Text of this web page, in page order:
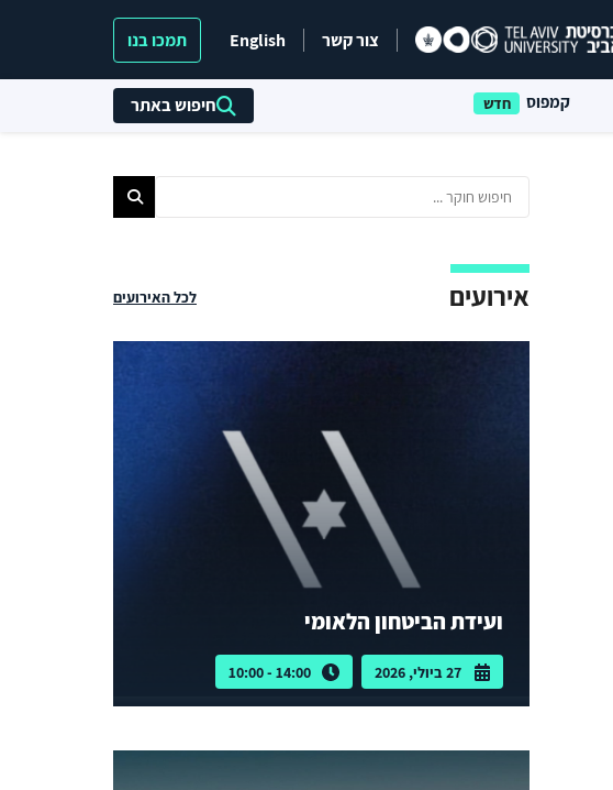
צור קשר English תמכו בנו
קמפוס חיפוש באתר
אירועים לכל האירועים
ועידת הביטחון הלאומי
27 ביולי, 2026 14:00 - 10:00